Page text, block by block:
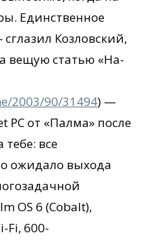
Единственное
Козловский,
вещую статью «На-
2003/90/31494) —
PC от «Палма» после
все
ожидало выхода
OS 6 (Cobalt),
Fi, 600-